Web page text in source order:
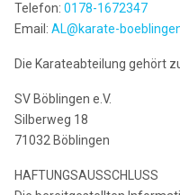
Telefon:0178-1672347
Email:AL@karate-
Die Karateabteilung gehört
SV Böblingen e.V.
Silberweg 18
71032 Böblingen
HAFTUNGSAUSSCHLUSS